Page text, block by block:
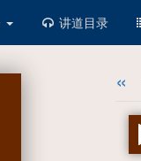
讲道目录
«